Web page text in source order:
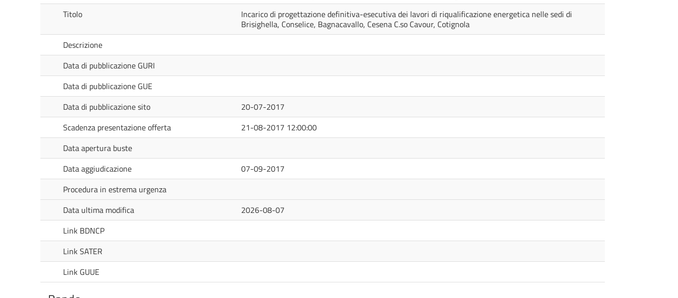
Titolo
Incarico di progettazione definitiva-esecutiva dei lavori di riqualificazione energetica nelle sedi di
Brisighella, Conselice, Bagnacavallo, Cesena C.so Cavour, Cotignola
Descrizione
Data di pubblicazione GURI
Data di pubblicazione GUE
Data di pubblicazione sito
20-07-2017
Scadenza presentazione offerta
21-08-2017 12:00:00
Data apertura buste
Data aggiudicazione
07-09-2017
Procedura in estrema urgenza
Data ultima modifica
2026-08-07
Link BDNCP
Link SATER
Link GUUE